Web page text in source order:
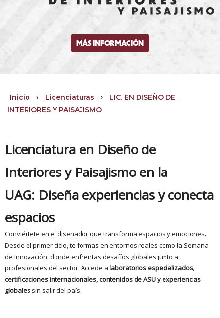
MÁS INFORMACIÓN
Inicio › Licenciaturas ›
LIC. EN DISEÑO DE
INTERIORES Y PAISAJISMO
Licenciatura en Diseño de
Interiores y Paisajismo en la
UAG: Diseña experiencias y conecta
espacios
Conviértete en el diseñador que transforma espacios y emociones.
Desde el primer ciclo, te formas en entornos reales como la Semana
de Innovación, donde enfrentas desafíos globales junto a
profesionales del sector. Accede a laboratorios especializados,
certificaciones internacionales, contenidos de ASU y experiencias
globales sin salir del país.